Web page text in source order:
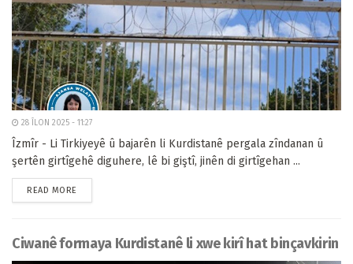
28 ÎLON 2025 - 11:27
Îzmîr - Li Tirkiyeyê û bajarên li Kurdistanê pergala zîndanan û
şertên girtîgehê diguhere, lê bi giştî, jinên di girtîgehan ...
READ MORE
Ciwanê formaya Kurdistanê li xwe kirî hat binçavkirin